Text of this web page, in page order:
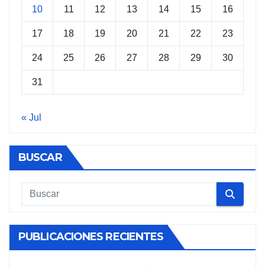
10 11 12 13 14 15 16
17 18 19 20 21 22 23
24 25 26 27 28 29 30
31
« Jul
BUSCAR
PUBLICACIONES RECIENTES